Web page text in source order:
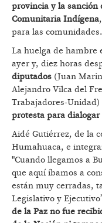
provincia y la sanción
Comunitaria Indígena
para las comunidades.
La huelga de hambre
ayer y, diez horas
diputados (Juan
Alejandro Vilca del
Trabajadores-Unidad)
protesta para
Aidé Gutiérrez, de la
Humahuaca, e
"Cuando llegamos a
que aquí íbamos a
están muy cerradas,
Legislativo y
de la Paz no fue